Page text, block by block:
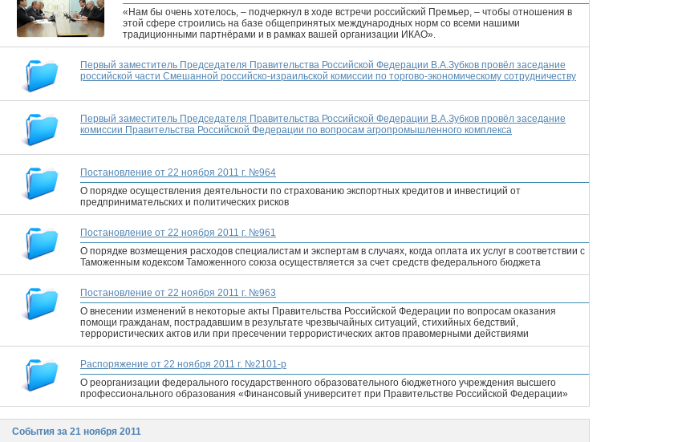
«Нам бы очень хотелось, – подчеркнул в ходе встречи российский Премьер, – чтобы отношения в
этой сфере строились на базе общепринятых международных норм со всеми нашими
традиционными партнёрами и в рамках вашей организации ИКАО».
Первый заместитель Председателя Правительства Российской Федерации В.А.Зубков провёл заседание
российской части Смешанной российско-израильской комиссии по торгово-экономическому сотрудничеству
Первый заместитель Председателя Правительства Российской Федерации В.А.Зубков провёл заседание
комиссии Правительства Российской Федерации по вопросам агропромышленного комплекса
Постановление от 22 ноября 2011 г. №964
О порядке осуществления деятельности по страхованию экспортных кредитов и инвестиций от
предпринимательских и политических рисков
Постановление от 22 ноября 2011 г. №961
О порядке возмещения расходов специалистам и экспертам в случаях, когда оплата их услуг в соответствии с
Таможенным кодексом Таможенного союза осуществляется за счет средств федерального бюджета
Постановление от 22 ноября 2011 г. №963
О внесении изменений в некоторые акты Правительства Российской Федерации по вопросам оказания
помощи гражданам, пострадавшим в результате чрезвычайных ситуаций, стихийных бедствий,
террористических актов или при пресечении террористических актов правомерными действиями
Распоряжение от 22 ноября 2011 г. №2101-р
О реорганизации федерального государственного образовательного бюджетного учреждения высшего
профессионального образования «Финансовый университет при Правительстве Российской Федерации»
События за 21 ноября 2011